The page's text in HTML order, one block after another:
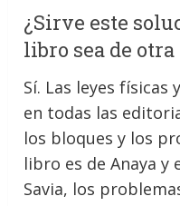
¿Sirve este
libro sea de
Sí. Las leyes físicas
en todas las
los bloques y los
libro es de Anaya y
Savia, los